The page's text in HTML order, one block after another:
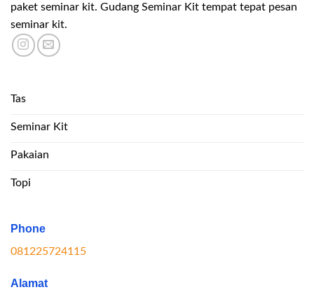
paket seminar kit. Gudang Seminar Kit tempat tepat pesan
seminar kit.
Tas
Seminar Kit
Pakaian
Topi
Phone
081225724115
Alamat